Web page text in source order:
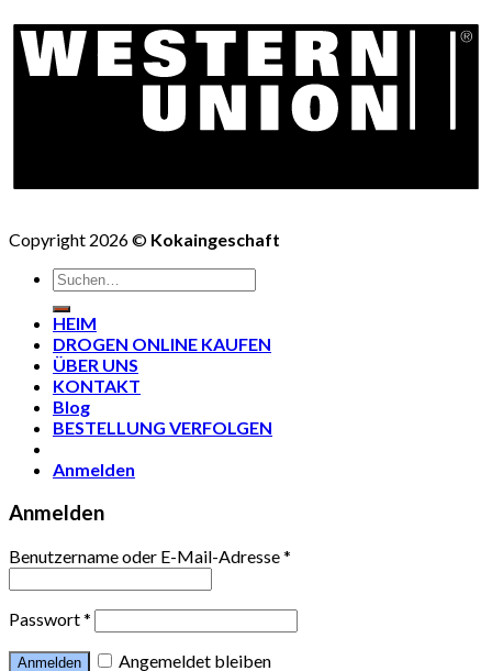
Copyright 2026 © Kokaingeschaft
HEIM
DROGEN ONLINE KAUFEN
ÜBER UNS
KONTAKT
Blog
BESTELLUNG VERFOLGEN
Anmelden
Anmelden
Benutzername oder E-Mail-Adresse*
Passwort*
Anmelden Angemeldet bleiben